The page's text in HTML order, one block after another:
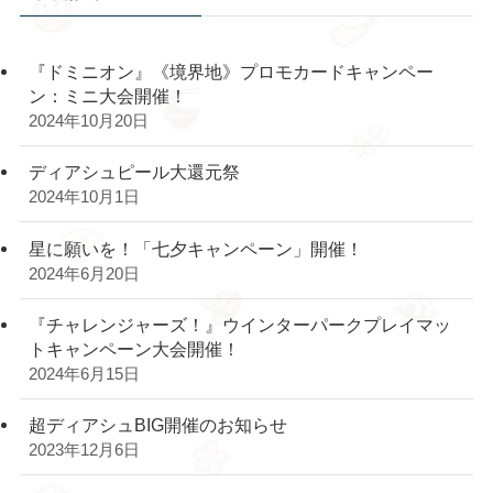
『ドミニオン』《境界地》プロモカードキャンペー
ン：ミニ大会開催！
2024年10月20日
ディアシュピール大還元祭
2024年10月1日
星に願いを！「七夕キャンペーン」開催！
2024年6月20日
『チャレンジャーズ！』ウインターパークプレイマッ
トキャンペーン大会開催！
2024年6月15日
超ディアシュBIG開催のお知らせ
2023年12月6日